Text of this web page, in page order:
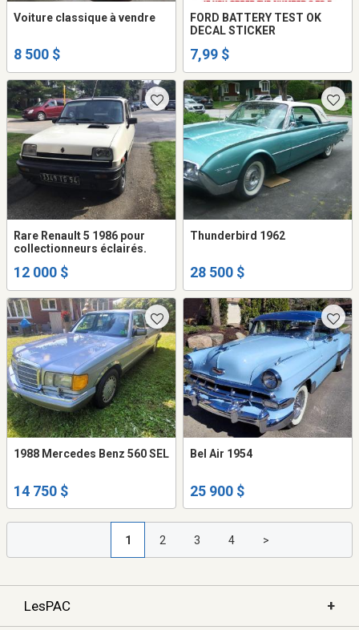
Voiture classique à vendre
8 500 $
FORD BATTERY TEST OK
DECAL STICKER
7,99 $
Rare Renault 5 1986 pour
collectionneurs éclairés.
12 000 $
Thunderbird 1962
28 500 $
1988 Mercedes Benz 560 SEL
14 750 $
Bel Air 1954
25 900 $
1 2 3 4 >
LesPAC +